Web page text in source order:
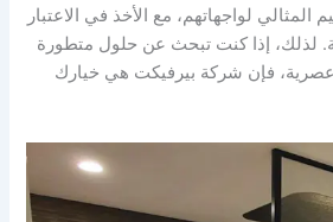
المثالي لواجهاتهم، مع الأخذ في الاعتبار
لذلك، إذا كنت تبحث عن حلول متطورة
فإن شركة بيرفيكت هي خيارك